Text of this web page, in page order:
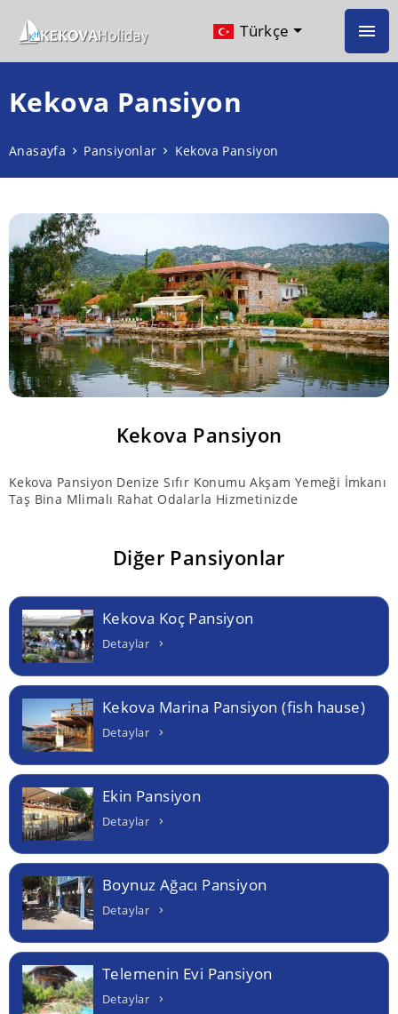
Türkçe
Kekova Pansiyon
Anasayfa Pansiyonlar Kekova Pansiyon
Kekova Pansiyon
Kekova Pansiyon Denize Sıfır Konumu Akşam Yemeği İmkanı
Taş Bina Mlimalı Rahat Odalarla Hizmetinizde
Diğer Pansiyonlar
Kekova Koç Pansiyon
Detaylar
Kekova Marina Pansiyon (fish hause)
Detaylar
Ekin Pansiyon
Detaylar
Boynuz Ağacı Pansiyon
Detaylar
Telemenin Evi Pansiyon
Detaylar